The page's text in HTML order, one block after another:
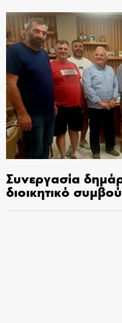
Συνεργασία
διοικητικό